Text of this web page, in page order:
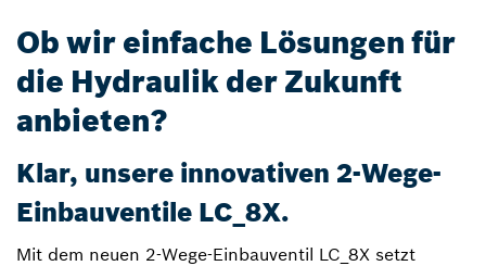
Ob wir einfache Lösungen für
die Hydraulik der Zukunft
anbieten?
Klar, unsere innovativen 2-Wege-
Einbauventile LC_8X.
Mit dem neuen 2-Wege-Einbauventil LC_8X setzt